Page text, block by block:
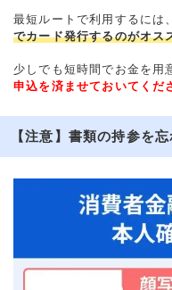
最短ルートで利用するには、
でカード発行するのがオス
少しでも短時間でお金を用
申込を済ませておいてくだ
【注意】書類の持参を